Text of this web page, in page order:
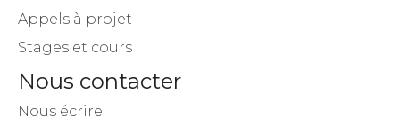
Appels à projet
Stages et cours
Nous contacter
Nous écrire